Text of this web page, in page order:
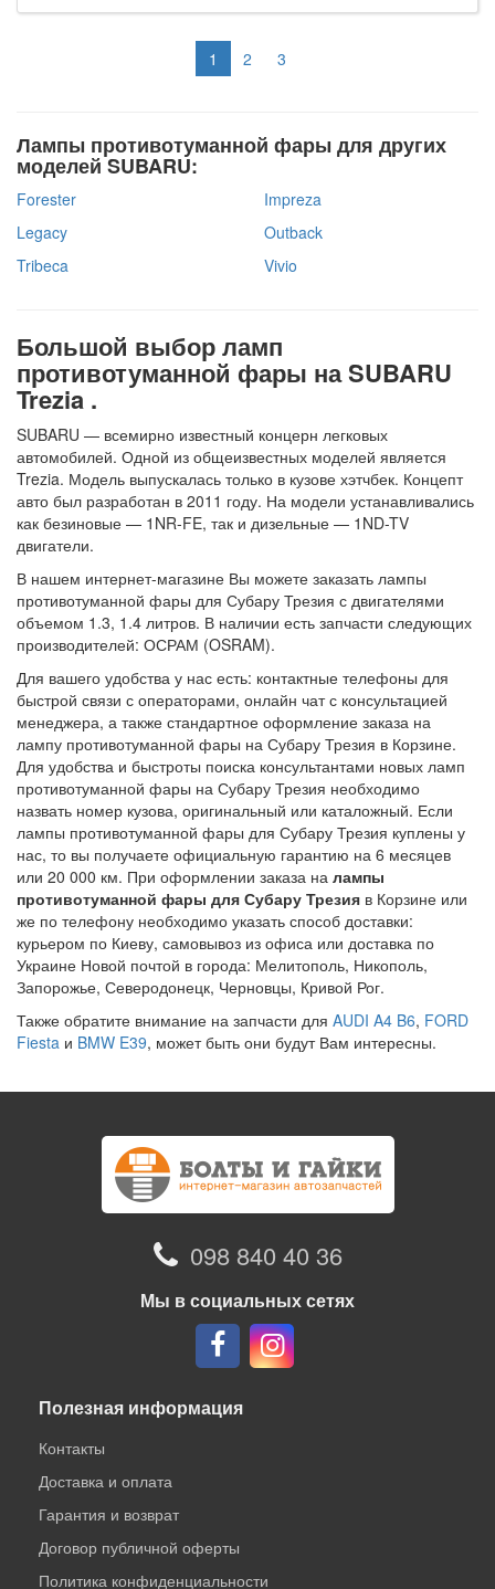
1 2 3
Лампы противотуманной фары для других
моделей SUBARU:
Forester
Impreza
Legacy
Outback
Tribeca
Vivio
Большой выбор ламп
противотуманной фары на SUBARU
Trezia .
SUBARU — всемирно известный концерн легковых
автомобилей. Одной из общеизвестных моделей является
Trezia. Модель выпускалась только в кузове хэтчбек. Концепт
авто был разработан в 2011 году. На модели устанавливались
как безиновые — 1NR-FE, так и дизельные — 1ND-TV
двигатели.
В нашем интернет-магазине Вы можете заказать лампы
противотуманной фары для Субару Трезия с двигателями
объемом 1.3, 1.4 литров. В наличии есть запчасти следующих
производителей: ОСРАМ (OSRAM).
Для вашего удобства у нас есть: контактные телефоны для
быстрой связи с операторами, онлайн чат с консультацией
менеджера, а также стандартное оформление заказа на
лампу противотуманной фары на Субару Трезия в Корзине.
Для удобства и быстроты поиска консультантами новых ламп
противотуманной фары на Субару Трезия необходимо
назвать номер кузова, оригинальный или каталожный. Если
лампы противотуманной фары для Субару Трезия куплены у
нас, то вы получаете официальную гарантию на 6 месяцев
или 20 000 км. При оформлении заказа на лампы
противотуманной фары для Субару Трезия в Корзине или
же по телефону необходимо указать способ доставки:
курьером по Киеву, самовывоз из офиса или доставка по
Украине Новой почтой в города: Мелитополь, Никополь,
Запорожье, Северодонецк, Черновцы, Кривой Рог.
Также обратите внимание на запчасти для AUDI A4 B6, FORD
Fiesta и BMW E39, может быть они будут Вам интересны.
098 840 40 36
Мы в социальных сетях
Полезная информация
Контакты
Доставка и оплата
Гарантия и возврат
Договор публичной оферты
Политика конфиденциальности